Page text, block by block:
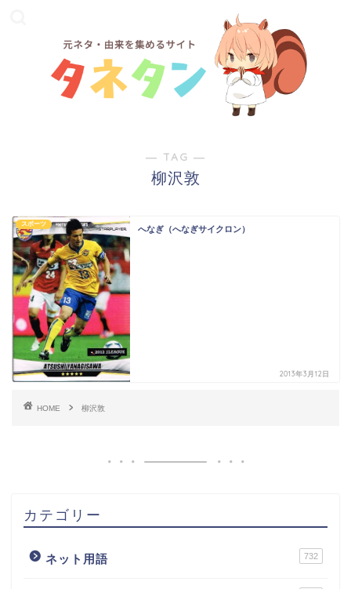
― TAG ―
柳沢敦
スポーツ
へなぎ（へなぎサイクロン）
2013年3月12日
HOME 柳沢敦
カテゴリー
ネット用語 732